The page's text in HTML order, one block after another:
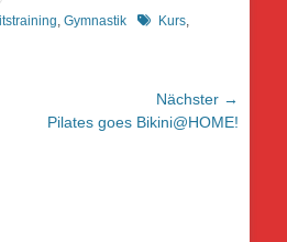
, Gymnastik Schlagworte
Kurs,
Nächster →
Nächster
Pilates goes Bikini@HOME!